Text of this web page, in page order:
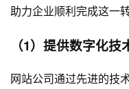
助力企业顺利完成这一转
（1）提供数字化技
网站公司通过先进的技